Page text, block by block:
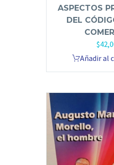
ASPECTOS
DEL
$
Añadir al